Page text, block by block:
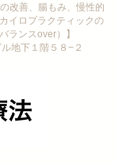
改善、腸もみ、慢性的
イロプラクティックの
ランスover）】
地下１階５８−２